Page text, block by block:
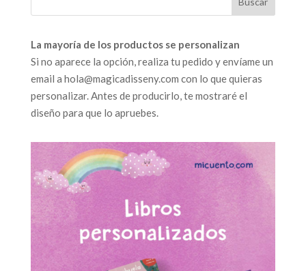
La mayoría de los productos se personalizan
Si no aparece la opción, realiza tu pedido y envíame un
email a hola@magicadisseny.com con lo que quieras
personalizar. Antes de producirlo, te mostraré el
diseño para que lo apruebes.